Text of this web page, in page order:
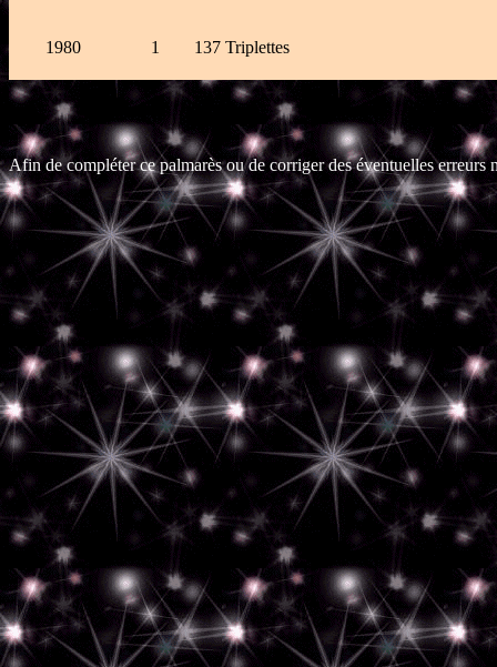
1980 1 137 Triplettes
Afin de compléter ce palmarès ou de corriger des éventuelles erreurs